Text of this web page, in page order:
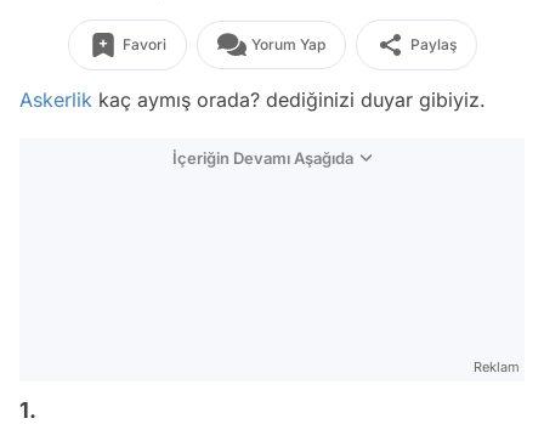
Favori Yorum Yap Paylaş
Askerlik kaç aymış orada? dediğinizi duyar gibiyiz.
İçeriğin Devamı Aşağıda
Reklam
1.